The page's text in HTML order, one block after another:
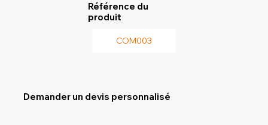
Référence du
produit
COM003
Demander un devis personnalisé